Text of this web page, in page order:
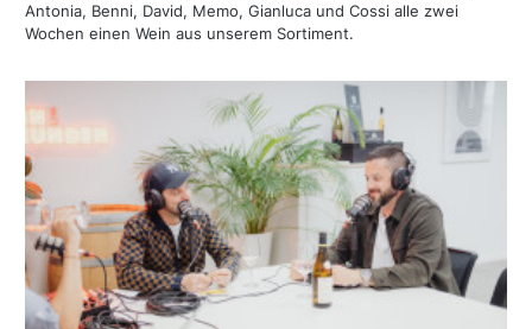
Antonia, Benni, David, Memo, Gianluca und Cossi alle zwei
Wochen einen Wein aus unserem Sortiment.